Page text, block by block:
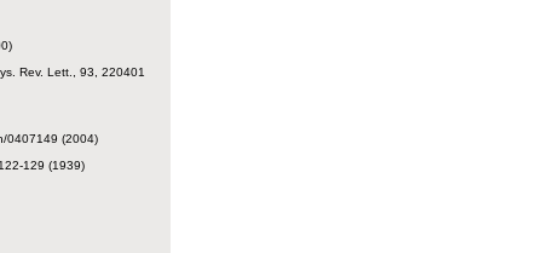
Rev. Lett., 93, 220401
0407149 (2004)
129 (1939)